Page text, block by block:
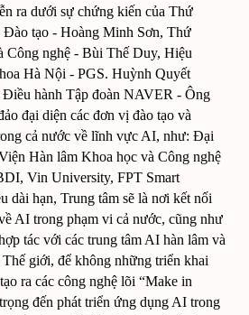
ra dưới sự chứng kiến của Thứ
tạo - Hoàng Minh Sơn, Thứ
Công nghệ - Bùi Thế Duy, Hiệu
Hà Nội - PGS. Huỳnh Quyết
hành Tập đoàn NAVER - Ông
đại diện các đơn vị đào tạo và
cả nước về lĩnh vực AI, như: Đại
Hàn lâm Khoa học và Công nghệ
Vin University, FPT Smart
dài hạn, Trung tâm sẽ là nơi kết nối
AI trong phạm vi cả nước, cũng như
tác với các trung tâm AI hàn lâm và
giới, để không những triển khai
ra các công nghệ lõi “Make in
đến phát triển ứng dụng AI trong